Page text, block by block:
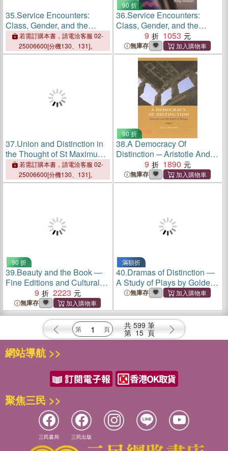
35.Service Encounters:
Class, Gender, and the
Market for Social Distinction
in Urban China
若需訂購本書，請電洽客服 02-
25006600[分機130、131]。
90 折
36.Service Encounters:
Class, Gender, and the
Market for Social Distinction
in Urban China
9 1053
無庫存
37.Union and Distinction in
the Thought of St Maximus
the Confessor
若需訂購本書，請電洽客服 02-
25006600[分機130、131]。
90 折
38.A Democracy Of
Distinction ─ Aristotle And
The Work Of Politics
9 1890
無庫存
90 折
39.Beauty and the Book ―
Fine Editions and Cultural
Distinction in America
9 2223
無庫存
滿額折
40.Dramas of Distinction ―
A Study of Plays by Golden
Age Women
無庫存
共 599 筆
第 15 頁
網站導航 >>
聚焦三民 >>
三民書局 三民出版